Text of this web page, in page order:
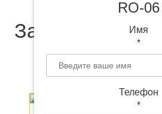
Зарядка-
RO-06
Имя
*
Телефон
*